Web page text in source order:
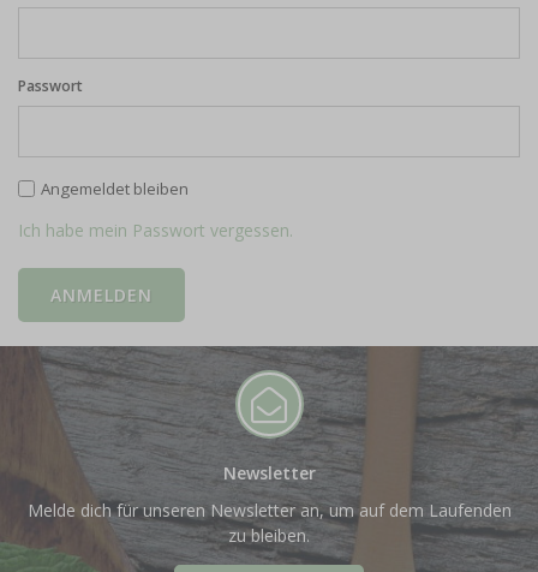
Passwort
Angemeldet bleiben
Ich habe mein Passwort vergessen.
Newsletter
Melde dich für unseren Newsletter an, um auf dem Laufenden
zu bleiben.